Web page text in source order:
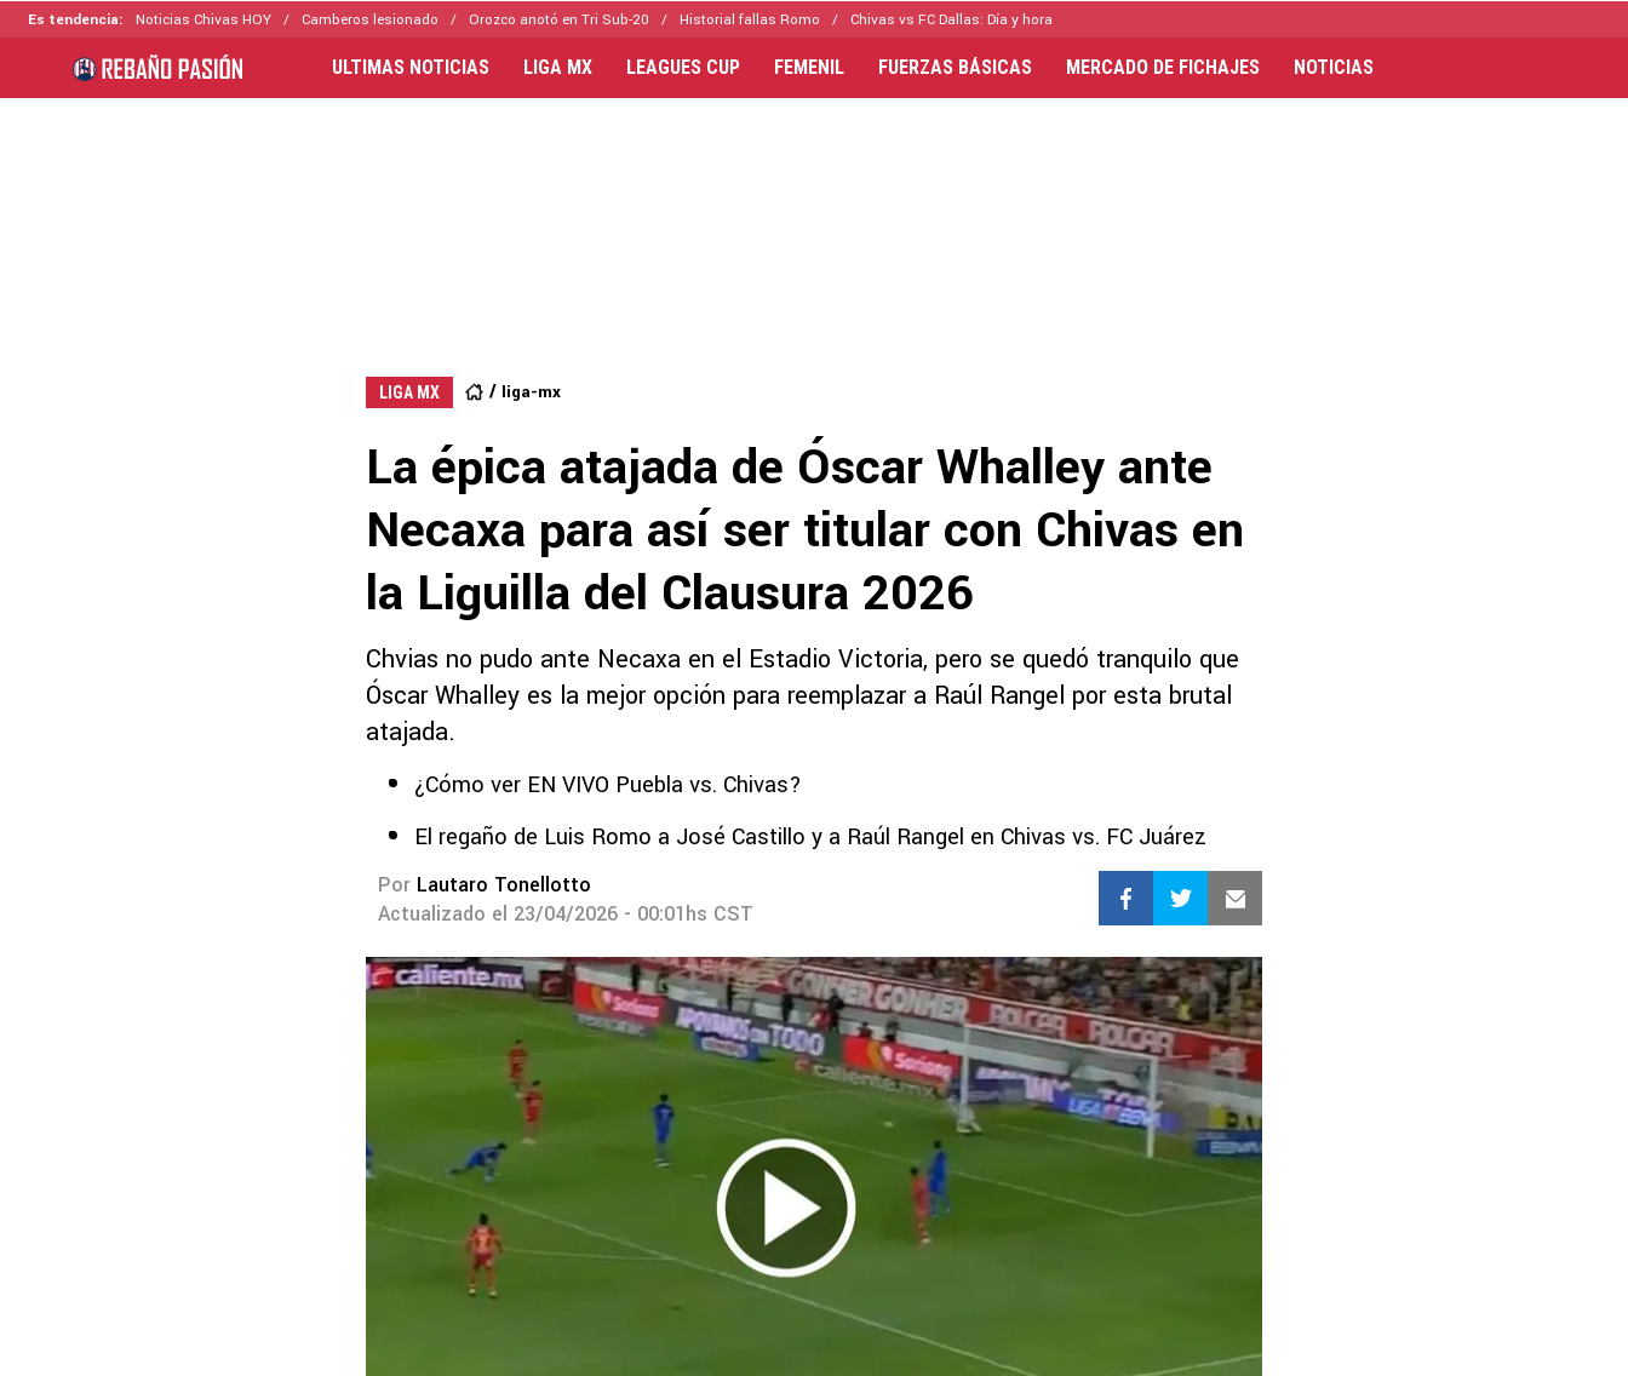
Es tendencia: Noticias Chivas HOY Camberos lesionado Orozco anotó en Tri Sub-20 Historial fallas Romo Chivas vs FC Dallas: Día y hora
ULTIMAS NOTICIAS LIGA MX LEAGUES CUP FEMENIL FUERZAS BÁSICAS MERCADO DE FICHAJES NOTICIAS
LIGA MX liga-mx
La épica atajada de Óscar Whalley ante
Necaxa para así ser titular con Chivas en
la Liguilla del Clausura 2026
Chvias no pudo ante Necaxa en el Estadio Victoria, pero se quedó tranquilo que
Óscar Whalley es la mejor opción para reemplazar a Raúl Rangel por esta brutal
atajada.
¿Cómo ver EN VIVO Puebla vs. Chivas?
El regaño de Luis Romo a José Castillo y a Raúl Rangel en Chivas vs. FC Juárez
Por Lautaro Tonellotto
Actualizado el 23/04/2026 - 00:01hs CST